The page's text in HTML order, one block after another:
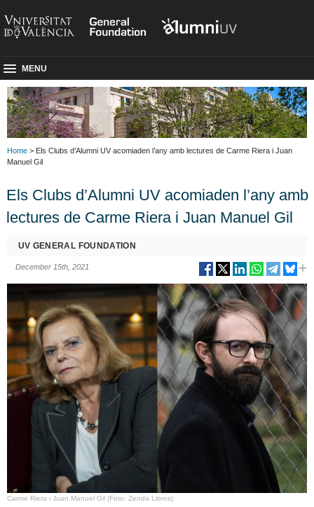
MENU
Home > Els Clubs d’Alumni UV acomiaden l’any amb lectures de Carme Riera i Juan
Manuel Gil
Els Clubs d’Alumni UV acomiaden l’any amb
lectures de Carme Riera i Juan Manuel Gil
UV GENERAL FOUNDATION
December 15th, 2021
Carme Riera i Juan Manuel Gil (Foto: Zenda Libros).